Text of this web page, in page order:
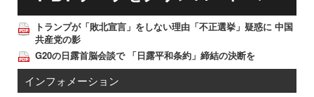
トランプが「敗北宣言」をしない理由「不正選挙」疑惑に 中国
共産党の影
G20の日露首脳会談で 「日露平和条約」締結の決断を
インフォメーション